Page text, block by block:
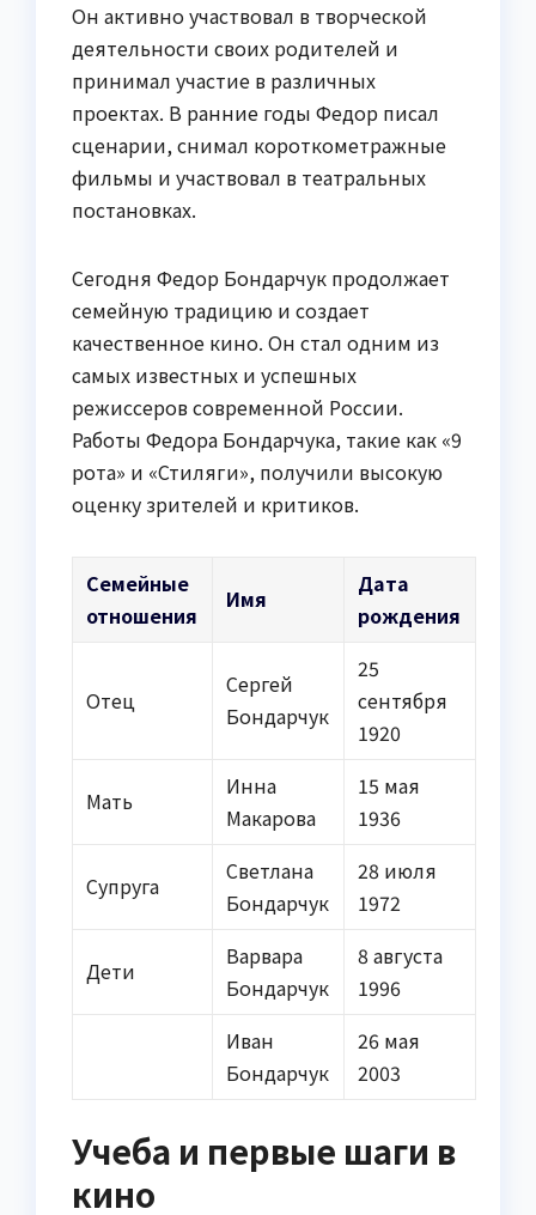
Он активно участвовал в творческой
деятельности своих родителей и
принимал участие в различных
проектах. В ранние годы Федор писал
сценарии, снимал короткометражные
фильмы и участвовал в театральных
постановках.
Сегодня Федор Бондарчук продолжает
семейную традицию и создает
качественное кино. Он стал одним из
самых известных и успешных
режиссеров современной России.
Работы Федора Бондарчука, такие как «9
рота» и «Стиляги», получили высокую
оценку зрителей и критиков.
Семейные
отношения
Имя
Дата
рождения
Отец
Сергей
Бондарчук
25
сентября
1920
Мать
Инна
Макарова
15 мая
1936
Супруга
Светлана
Бондарчук
28 июля
1972
Дети
Варвара
Бондарчук
8 августа
1996
Иван
Бондарчук
26 мая
2003
Учеба и первые шаги в
кино